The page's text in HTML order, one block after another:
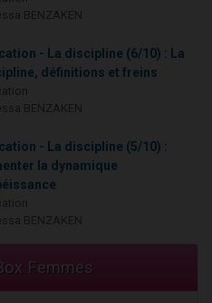
- La discipline (6/10) : La
définitions et freins
- La discipline (5/10) :
la dynamique
Femmes